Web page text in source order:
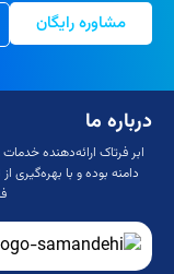
مشاوره رایگان
درباره ما
ابر فرتاک ارائه‌دهنده
دامنه بوده و با